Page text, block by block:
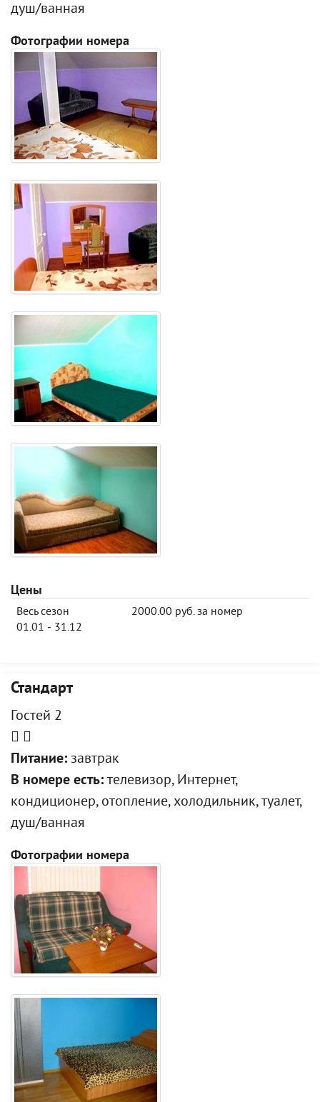
душ/ванная
Фотографии номера
Цены
Весь сезон
01.01 - 31.12
2000.00 руб. за номер
Стандарт
Гостей 2
Питание: завтрак
В номере есть: телевизор, Интернет,
кондиционер, отопление, холодильник, туалет,
душ/ванная
Фотографии номера